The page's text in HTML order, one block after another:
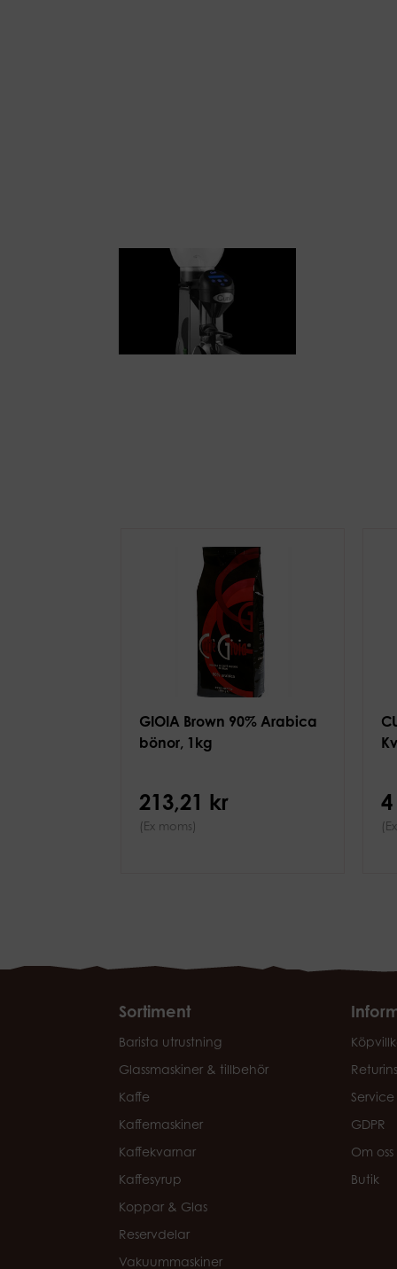
GIOIA Brown 90% Arabica
bönor, 1kg
213,21 kr
(Ex moms)
Sortiment
Barista utrustning
Glassmaskiner & tillbehör
Kaffe
Kaffemaskiner
Kaffekvarnar
Kaffesyrup
Koppar & Glas
Reservdelar
Vakuummaskiner
Service
GDPR
Om oss
Butik